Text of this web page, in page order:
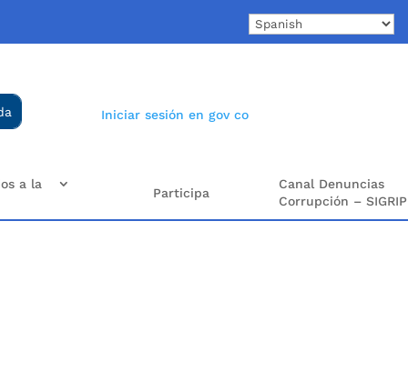
Iniciar sesión en gov co
a la
Participa
Canal Denuncias
Corrupción – SIGRIP